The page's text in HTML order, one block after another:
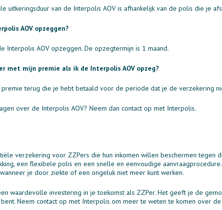
uitkeringsduur van de Interpolis AOV is afhankelijk van de polis die je
AOV opzeggen?
Interpolis AOV opzeggen. De opzegtermijn is 1 maand.
met mijn premie als ik de Interpolis AOV opzeg?
premie terug die je hebt betaald voor de periode dat je de verzekering
over de Interpolis AOV? Neem dan contact op met Interpolis.
verzekering voor ZZPers die hun inkomen willen beschermen tegen
een flexibele polis en een snelle en eenvoudige
je door ziekte of een ongeluk niet meer kunt werken.
waardevolle investering in je toekomst als ZZPer. Het geeft je de
Neem contact op met Interpolis om meer te weten te komen over